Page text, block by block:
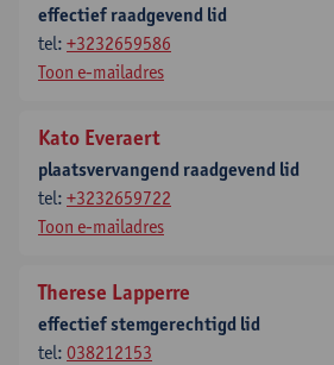
effectief raadgevend lid
tel: +3232659586
Toon e-mailadres
Kato Everaert
plaatsvervangend raadgevend lid
tel: +3232659722
Toon e-mailadres
Therese Lapperre
effectief stemgerechtigd lid
tel: 038212153